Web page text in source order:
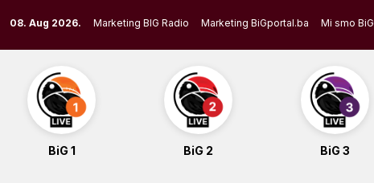
to
content
08. Aug 2026. Marketing BIG Radio Marketing BiGportal.ba Mi smo BiG
BiG 1 BiG 2 BiG 3